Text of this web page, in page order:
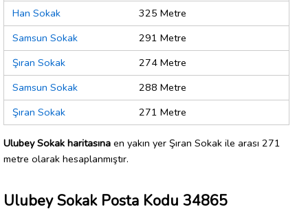
Han Sokak
325 Metre
Samsun Sokak
291 Metre
Şıran Sokak
274 Metre
Samsun Sokak
288 Metre
Şıran Sokak
271 Metre
Ulubey Sokak haritasına en yakın yer Şıran Sokak ile arası 271
metre olarak hesaplanmıştır.
Ulubey Sokak Posta Kodu 34865